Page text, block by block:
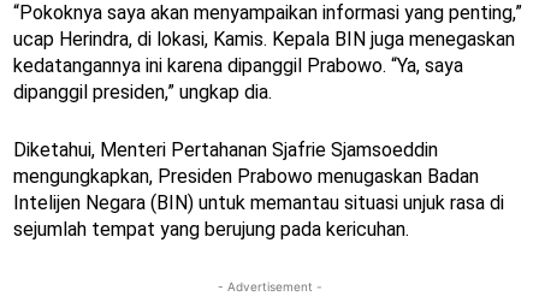
“Pokoknya saya akan menyampaikan informasi yang penting,”
ucap Herindra, di lokasi, Kamis. Kepala BIN juga menegaskan
kedatangannya ini karena dipanggil Prabowo. “Ya, saya
dipanggil presiden,” ungkap dia.
Diketahui, Menteri Pertahanan Sjafrie Sjamsoeddin
mengungkapkan, Presiden Prabowo menugaskan Badan
Intelijen Negara (BIN) untuk memantau situasi unjuk rasa di
sejumlah tempat yang berujung pada kericuhan.
- Advertisement -